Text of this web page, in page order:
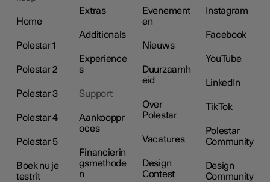
Home
Polestar 1
Polestar 2
Polestar 3
Polestar 4
Polestar 5
Boek nu je
testrit
Extras
Additionals
Experience
s
Support
Aankooppr
oces
Financierin
gsmethode
n
Evenement
en
Nieuws
Duurzaamh
eid
Over
Polestar
Vacatures
Design
Contest
Instagram
Facebook
YouTube
LinkedIn
TikTok
Polestar
Community
Design
Community